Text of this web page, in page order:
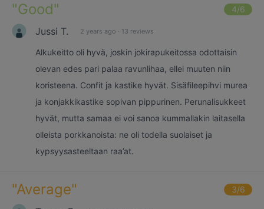
"Good" 4/6
Jussi T. 2 years ago · 13 reviews
Alkukeitto oli hyvä, joskin jokirapukeitossa odottaisin
olevan edes pari palaa ravunlihaa, ellei muuten niin
koristeena. Confit ja kastike hyvät. Sisäfileepihvi murea
ja konjakkikastike sopivan pippurinen. Perunalisukkeet
hyvät, mutta samaa ei voi sanoa kummallakin laitasella
olleista porkkanoista: ne oli todella suolaiset ja
kypsyysasteeltaan raa’at.
"Average" 3/6